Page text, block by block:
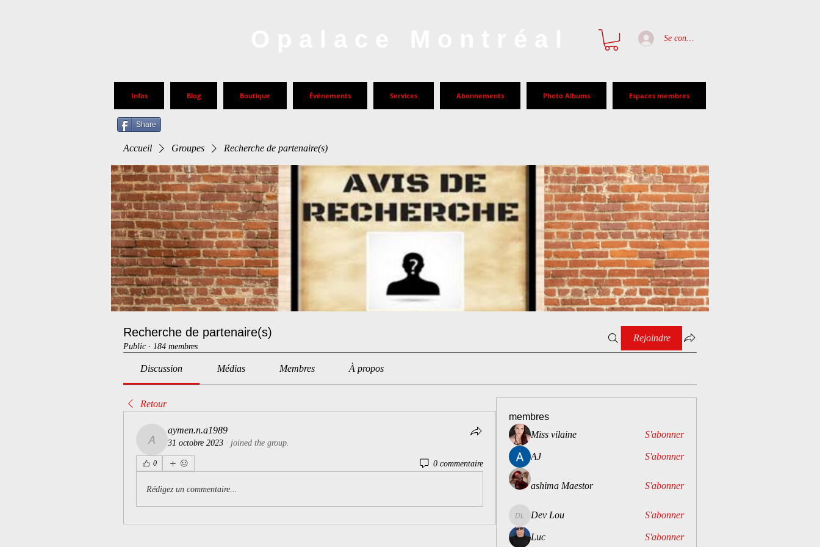
Se connecter
Infos Blog Boutique Événements Services Abonnements Photo Albums Espaces membres
Share
Accueil Groupes Recherche de partenaire(s)
Recherche de partenaire(s)
Public · 184 membres
Rejoindre
Discussion Médias Membres À propos
Retour
aymen.n.a1989
aymen.n.a1989
31 octobre 2023 · joined the group.
0 0 commentaire
Rédigez un commentaire...
membres
Miss vilaine
S'abonner
AJ S'abonner
ashima Maestor S'abonner
Dev Lou S'abonner
Luc S'abonner